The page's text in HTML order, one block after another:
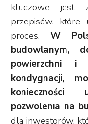
kluczowe jest
przepisów, które
proces.W
budowlanym,
powierzchni i
kondygnacji,
konieczności
pozwolenia na
dla inwestorów,